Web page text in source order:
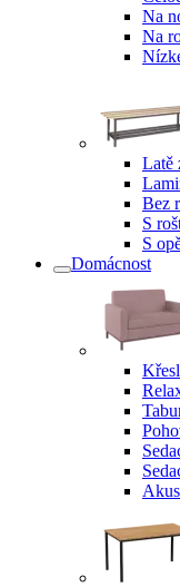
Na
Na
Latě
Bez
S
S
Domácnost